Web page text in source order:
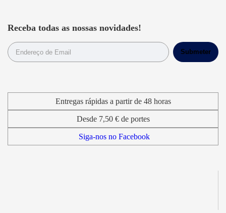
Receba todas as nossas novidades!
Entregas rápidas a partir de 48 horas
Desde 7,50 € de portes
Siga-nos no Facebook